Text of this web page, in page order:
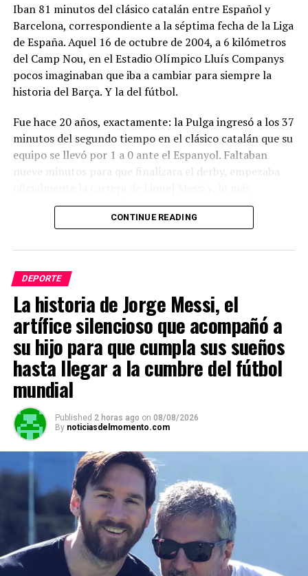
Iban 81 minutos del clásico catalán entre Español y
Barcelona, correspondiente a la séptima fecha de la Liga
de España. Aquel 16 de octubre de 2004, a 6 kilómetros
del Camp Nou, en el Estadio Olímpico Lluís Companys
pocos imaginaban que iba a cambiar para siempre la
historia del Barça. Y la del fútbol.
Fue hace 20 años, exactamente: la Pulga ingresó a los 37
minutos del segundo tiempo en el clásico catalán que su
equipo se llevó por 1 a 0 ante el Espanyol. Faltaban
nueve minutos para que finalizara el derby, empezaba
importante,comenzaba una nueva era en el deporte
más popular del planeta.
CONTINUE READING
DEPORTE
La historia de Jorge Messi, el
artífice silencioso que acompañó a
su hijo para que cumpla sus sueños
hasta llegar a la cumbre del fútbol
mundial
Published 2 horas ago on 08/08/2026
By noticiasdelmomento.com